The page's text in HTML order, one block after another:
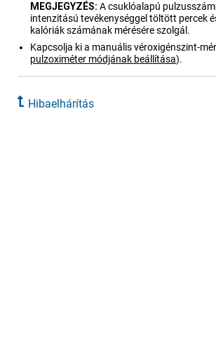
MEGJEGYZÉS: A csuklóalapú
intenzitású tevékenységgel töltött percek
kalóriák számának mérésére szolgál.
Kapcsolja ki a manuális véroxigénszint-
pulzoximéter módjának beállítása).
Hibaelhárítás